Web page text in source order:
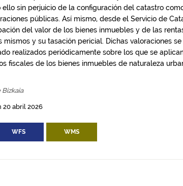
ello sin perjuicio de la configuración del catastro
públicas. Así mismo, desde el Servicio de
del valor de los bienes inmuebles y de las
mismos y su tasación pericial. Dichas valoraciones
realizados periódicamente sobre los que se
fiscales de los bienes inmuebles de naturaleza
20 abril 2026
WFS WMS